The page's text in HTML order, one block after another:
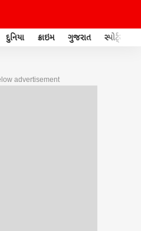
દુનિયા ક્રાઇમ ગુજરાત સ્પોર્ટ્સ
advertisement